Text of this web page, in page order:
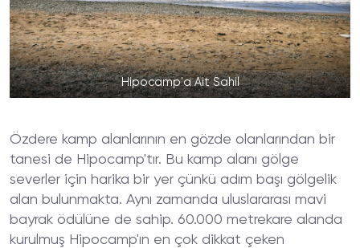
Hipocamp'a Ait Sahil
Özdere kamp alanlarının en gözde olanlarından bir
tanesi de Hipocamp'tır. Bu kamp alanı gölge
severler için harika bir yer çünkü adım başı gölgelik
alan bulunmakta. Aynı zamanda uluslararası mavi
bayrak ödülüne de sahip. 60.000 metrekare alanda
kurulmuş Hipocamp'ın en çok dikkat çeken